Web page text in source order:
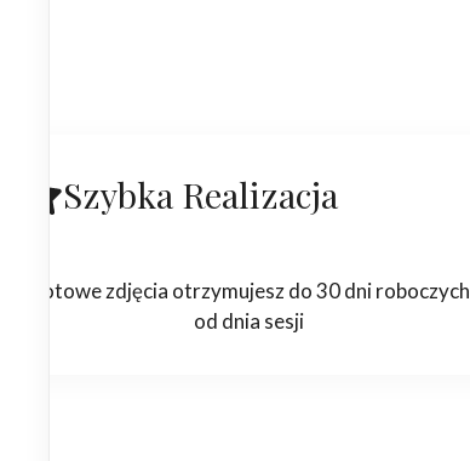
Szybka Realizacja
Gotowe zdjęcia otrzymujesz do 30 dni roboczych
od dnia sesji